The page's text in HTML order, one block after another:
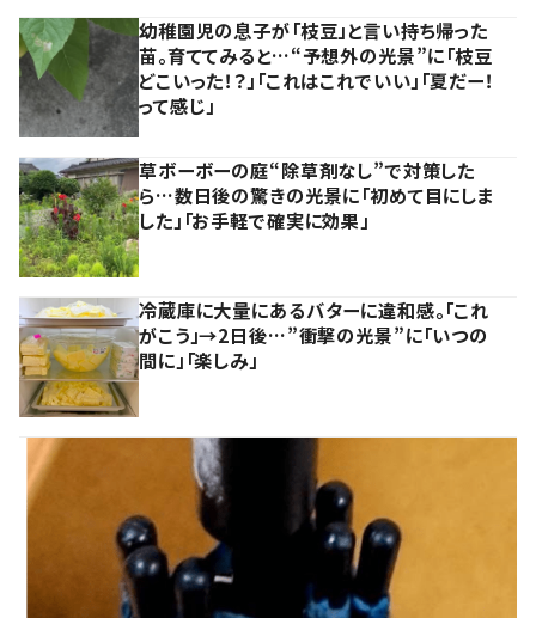
幼稚園児の息子が「枝豆」と言い持ち帰った
苗。育ててみると…“予想外の光景”に「枝豆
どこいった！？」「これはこれでいい」「夏だー！
って感じ」
草ボーボーの庭“除草剤なし”で対策した
ら…数日後の驚きの光景に「初めて目にしま
した」「お手軽で確実に効果」
冷蔵庫に大量にあるバターに違和感。「これ
がこう」→2日後…”衝撃の光景”に「いつの
間に」「楽しみ」